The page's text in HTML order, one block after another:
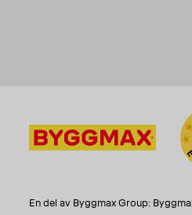
En del av Byggmax Group: